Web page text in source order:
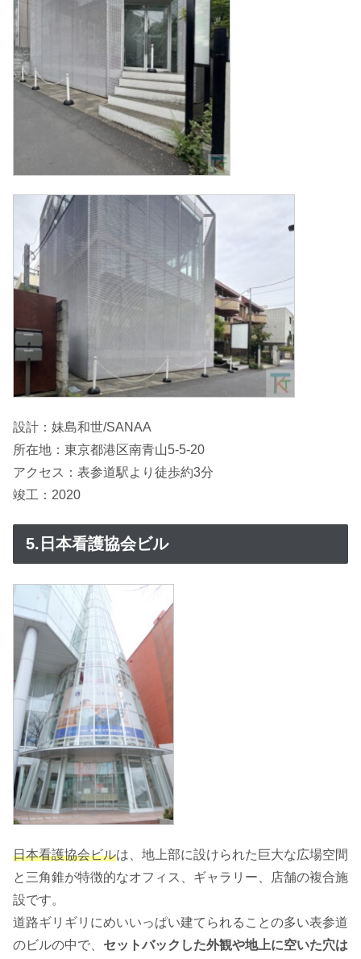
設計：妹島和世/SANAA
所在地：東京都港区南青山5-5-20
アクセス：表参道駅より徒歩約3分
竣工：2020
5.日本看護協会ビル
日本看護協会ビルは、地上部に設けられた巨大な広場空間
と三角錐が特徴的なオフィス、ギャラリー、店舗の複合施
設です。
道路ギリギリにめいいっぱい建てられることの多い表参道
のビルの中で、 セットバックした外観や地上に空いた穴は